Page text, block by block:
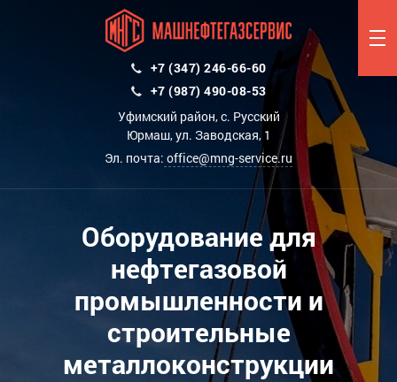
+7 (347) 246-66-60
+7 (987) 490-08-53
Уфимский район, с. Русский
Юрмаш, ул. Заводская, 1
Эл. почта: office@mng-service.ru
Оборудование для
нефтегазовой
промышленности и
строительные
металлоконструкции